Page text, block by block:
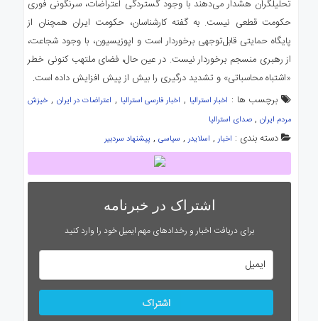
تحلیلگران هشدار می‌دهند با وجود گستردگی اعتراضات، سرنگونی فوری
حکومت قطعی نیست. به گفته کارشناسان، حکومت ایران همچنان از
پایگاه حمایتی قابل‌توجهی برخوردار است و اپوزیسیون، با وجود شجاعت،
از رهبری منسجم برخوردار نیست. در عین حال، فضای ملتهب کنونی خطر
«اشتباه محاسباتی» و تشدید درگیری را بیش از پیش افزایش داده است.
برچسب ها : اخبار استرالیا , اخبار فارسی استرالیا , اعتراضات در ایران , خیزش
مردم ایران, صدای استرالیا
دسته بندی : اخبار, اسلایدر, سیاسی, پیشنهاد سردبیر
اشتراک در خبرنامه
برای دریافت اخبار و رخدادهای مهم ایمیل خود را وارد کنید
اشتراک